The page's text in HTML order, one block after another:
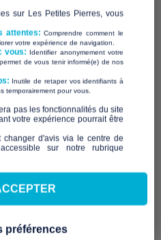
de type 2 dans un
partagé
autisme
FINANCÉ !
sur Les Petites Pierres, vous
attentes:Comprendre comment le
votre expérience de navigation.
vous: Identifier anonymement votre
de vous tenir informé(e) de nos
Inutile de retaper vos identifiants à
temporairement pour vous.
pas les fonctionnalités du site
votre expérience pourrait être
changer d'avis via le centre de
sur notre rubrique
préférences